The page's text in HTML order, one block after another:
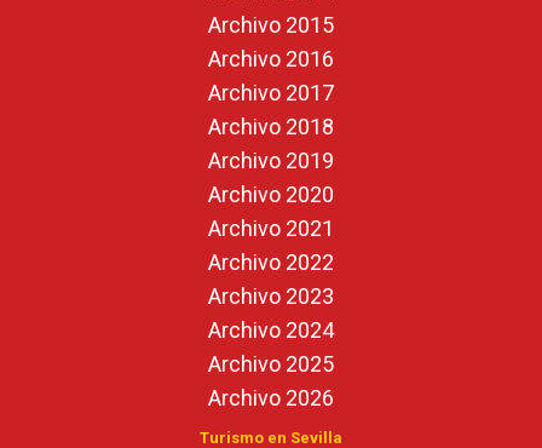
Archivo 2015
Archivo 2016
Archivo 2017
Archivo 2018
Archivo 2019
Archivo 2020
Archivo 2021
Archivo 2022
Archivo 2023
Archivo 2024
Archivo 2025
Archivo 2026
Turismo en Sevilla